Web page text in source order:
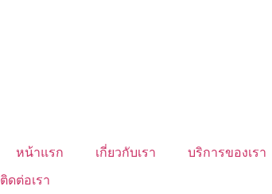
หน้าแรก เกี่ยวกับเรา บริการของเรา
ติดต่อเรา